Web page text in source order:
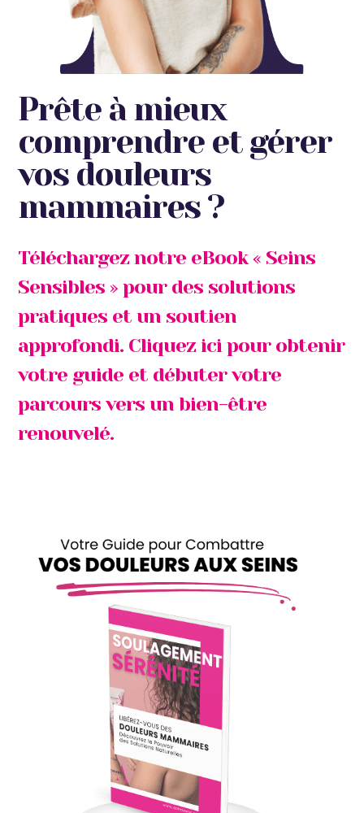
Prête à mieux
comprendre et gérer
vos douleurs
mammaires ?
Téléchargez notre eBook « Seins
Sensibles » pour des solutions
pratiques et un soutien
approfondi. Cliquez ici pour obtenir
votre guide et débuter votre
parcours vers un bien-être
renouvelé.